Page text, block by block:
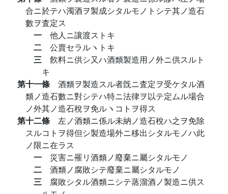
合ニ於テハ濁酒ヲ製成シタルモノトシテ其ノ造石
數ヲ査定ス
一 他人ニ讓渡ストキ
二 公賣セラルヽトキ
三 飮料ニ供シ又ハ酒類製造用ノ外ニ供スルト
キ
第十一條 酒類ヲ製造スル者旣ニ査定ヲ受ケタル酒
類ノ造石數ニ對シテハ特ニ法律ヲ以テ定ムル場合
ノ外其ノ造石稅ヲ免ルヽコトヲ得ス
第十二條 左ノ酒類ニ係ル未納ノ造石稅ハ之ヲ免除
スルコトヲ得但シ製造場外ニ移出シタルモノハ此
ノ限ニ在ラス
一 災害ニ罹リ酒類ノ廢棄ニ屬シタルモノ
二 酒類ノ腐敗シテ廢棄ニ屬シタルモノ
三 腐敗シタル酒類ニシテ蒸溜酒ノ製造ニ供ス